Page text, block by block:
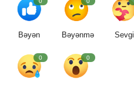
Bəyən Bəyənmə Sevgi
0 0